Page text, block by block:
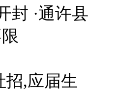
封 ·通许县
招,应届生